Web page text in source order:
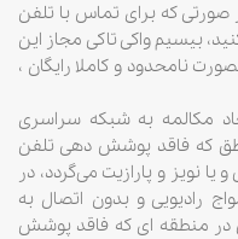
صورتی که برای تماس با تلفن
بیسیم واکی تاکی مجاز این
نامحدود و کاملا رایگان ،
مکالمه به شبکه سراسری
که فاقد پوشش دهی تلفن
نویز و پارازیت می‌گردد، در
رادیویی و بدون اتصال به
در منطقه ای که فاقد پوشش